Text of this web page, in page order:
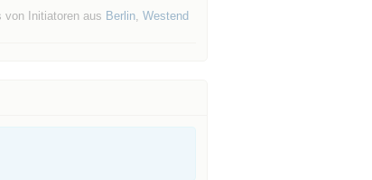
von Initiatoren aus Berlin, Westend